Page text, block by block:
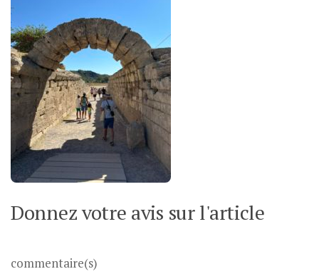
Donnez votre avis sur l'article
commentaire(s)